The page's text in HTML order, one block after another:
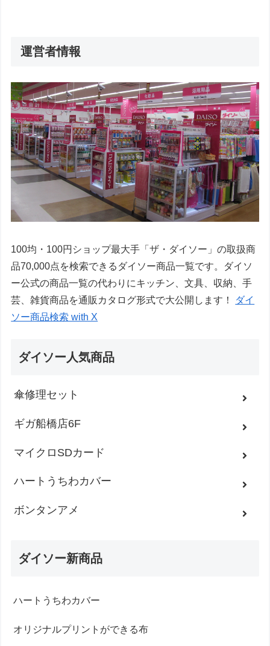
運営者情報
100均・100円ショップ最大手「ザ・ダイソー」の取扱商
品70,000点を検索できるダイソー商品一覧です。ダイソ
ー公式の商品一覧の代わりにキッチン、文具、収納、手
芸、雑貨商品を通販カタログ形式で大公開します！
ダイ
ソー商品検索 with X
ダイソー人気商品
傘修理セット
ギガ船橋店6F
マイクロSDカード
ハートうちわカバー
ボンタンアメ
ダイソー新商品
ハートうちわカバー
オリジナルプリントができる布